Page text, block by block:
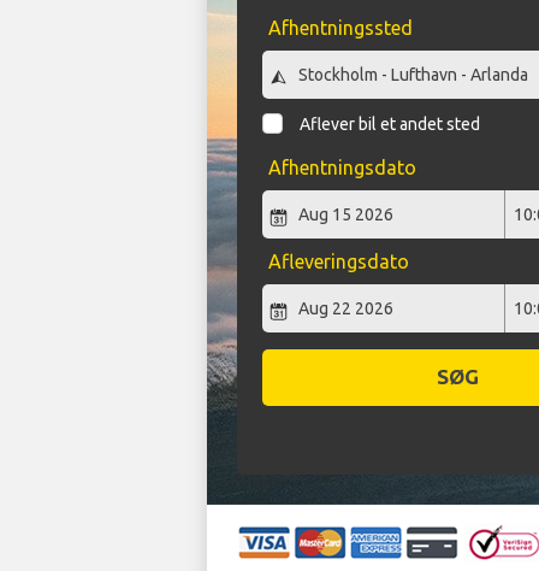
Afhentningssted
Aflever bil et andet sted
Afhentningsdato
Afleveringsdato
SØG